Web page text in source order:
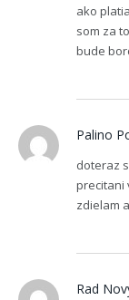
ako
som za
bude
Palino
doteraz
precitani
zdielam
Rad